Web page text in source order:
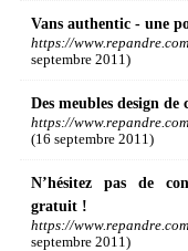
Vans authentic - une
https://
septembre 2011)
Des meubles design de
https://
(16 septembre 2011)
N’hésitez pas de
gratuit !
https://
septembre 2011)